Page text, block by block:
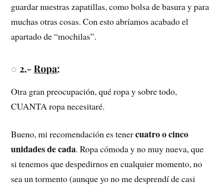
guardar nuestras zapatillas, como bolsa de basura y para
muchas otras cosas. Con esto abríamos acabado el
apartado de “mochilas”.
○ 2.-Ropa:
Otra gran preocupación, qué ropa y sobre todo,
CUANTA ropa necesitaré.
Bueno, mi recomendación es tenercuatro o cinco
unidades de cada. Ropa cómoda y no muy nueva, que
si tenemos que despedirnos en cualquier momento, no
sea un tormento (aunque yo no me desprendí de casi